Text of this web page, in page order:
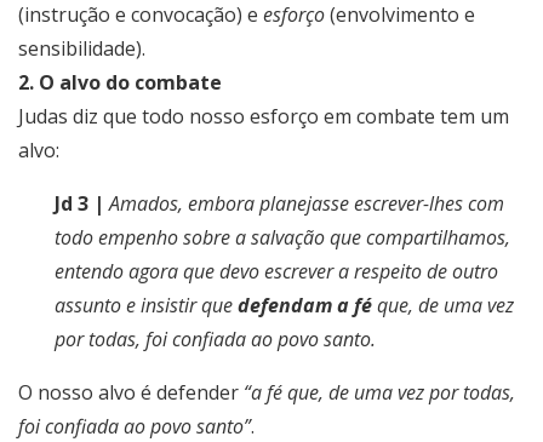
(instrução e convocação) e esforço(envolvimento e
sensibilidade).
2. O alvo do combate
Judas diz que todo nosso esforço em combate tem um
alvo:
Jd 3 |Amados, embora planejasse escrever-lhes com
todo empenho sobre a salvação que compartilhamos,
entendo agora que devo escrever a respeito de outro
assunto e insistir quedefendam a féque, de uma vez
por todas, foi confiada ao povo santo.
O nosso alvo é defender “a fé que, de uma vez por todas,
foi confiada ao povo santo”.